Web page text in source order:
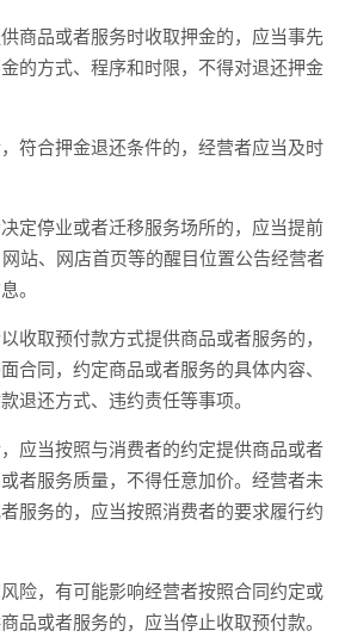
商品或者服务时收取押金的，应当事先
的方式、程序和时限，不得对退还押金
符合押金退还条件的，经营者应当及时
定停业或者迁移服务场所的，应当提前
站、网店首页等的醒目位置公告经营者
。
取预付款方式提供商品或者服务的，
合同，约定商品或者服务的具体内容、
退还方式、违约责任等事项。
应当按照与消费者的约定提供商品或者
者服务质量，不得任意加价。经营者未
服务的，应当按照消费者的要求履行约
险，有可能影响经营者按照合同约定或
品或者服务的，应当停止收取预付款。